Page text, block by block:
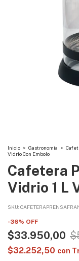
Inicio > Gastronomía >
Vidrio Con Embolo
Cafetera
Vidrio 1 L
SKU:
-36% OFF
$33.950,00
$32.252,50 con